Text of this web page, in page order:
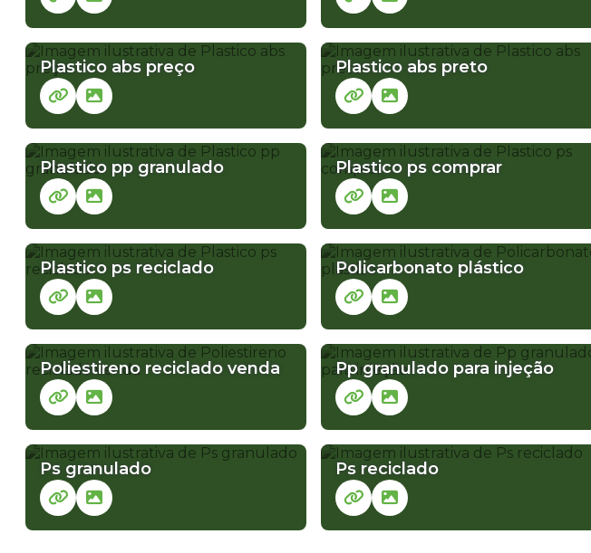
Plastico abs preço Plastico abs preto
Plastico pp granulado Plastico ps comprar
Plastico ps reciclado Policarbonato plástico
Poliestireno reciclado venda Pp granulado para injeção
Ps granulado Ps reciclado